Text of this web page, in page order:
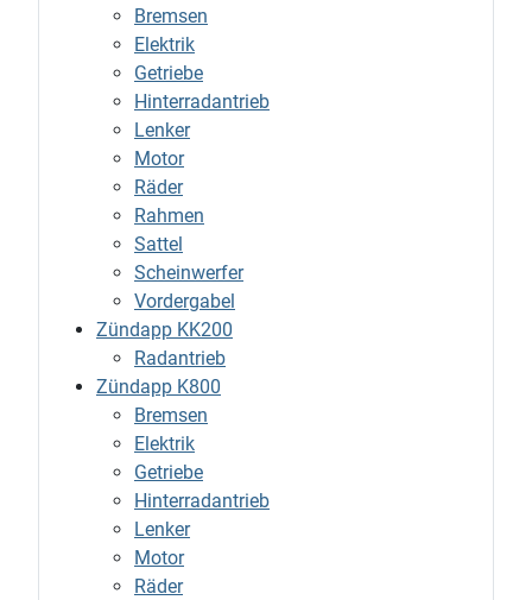
Bremsen
Elektrik
Getriebe
Hinterradantrieb
Lenker
Motor
Räder
Rahmen
Sattel
Scheinwerfer
Vordergabel
Zündapp KK200
Radantrieb
Zündapp K800
Bremsen
Elektrik
Getriebe
Hinterradantrieb
Lenker
Motor
Räder